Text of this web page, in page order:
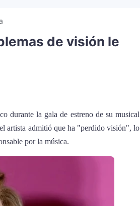
de visión le
durante la gala de estreno de su musical
artista admitió que ha "perdido visión", lo
por la música.